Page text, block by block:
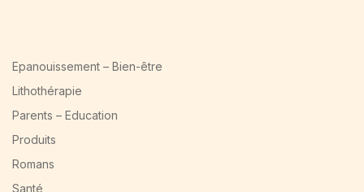
Epanouissement – Bien-être
Lithothérapie
Parents – Education
Produits
Romans
Santé